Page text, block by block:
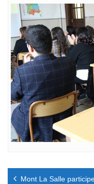
Navigation
Mont La Salle